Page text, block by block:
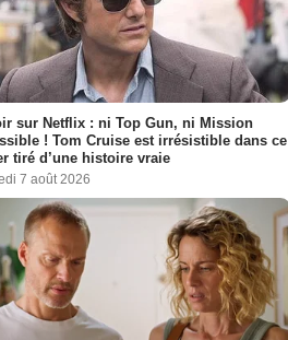
sur Netflix : ni Top Gun, ni Mission
! Tom Cruise est irrésistible dans ce
tiré d’une histoire vraie
7 août 2026